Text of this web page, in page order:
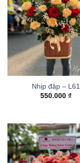
Nhịp đập – L61
550.000 ₫